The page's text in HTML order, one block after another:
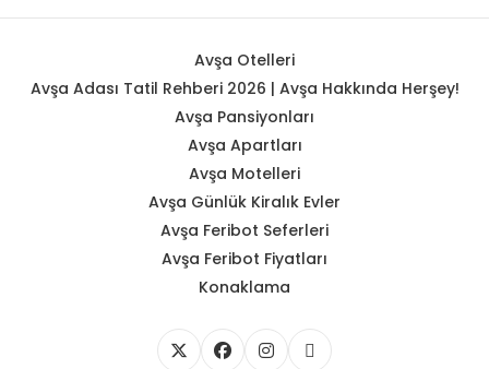
Avşa Otelleri
Avşa Adası Tatil Rehberi 2026 | Avşa Hakkında Herşey!
Avşa Pansiyonları
Avşa Apartları
Avşa Motelleri
Avşa Günlük Kiralık Evler
Avşa Feribot Seferleri
Avşa Feribot Fiyatları
Konaklama